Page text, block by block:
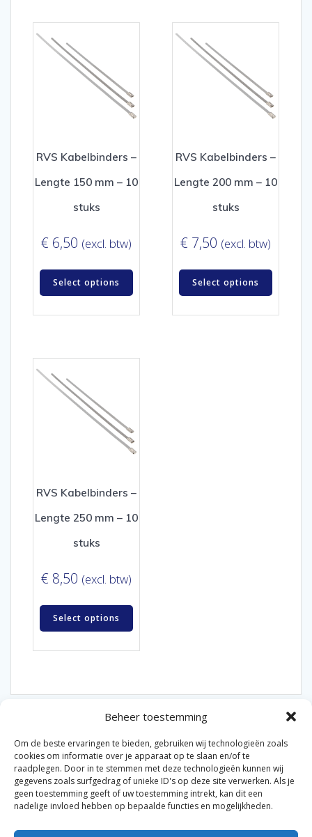
Beheer toestemming
Om de beste ervaringen te bieden, gebruiken wij technologieën zoals
cookies om informatie over je apparaat op te slaan en/of te
raadplegen. Door in te stemmen met deze technologieën kunnen wij
gegevens zoals surfgedrag of unieke ID's op deze site verwerken. Als je
geen toestemming geeft of uw toestemming intrekt, kan dit een
nadelige invloed hebben op bepaalde functies en mogelijkheden.
RVS Kabelbinders –
Lengte 150 mm – 10
stuks
€ 6,50 (excl. btw)
Select options
RVS Kabelbinders –
Lengte 200 mm – 10
stuks
€ 7,50 (excl. btw)
Select options
RVS Kabelbinders –
Lengte 250 mm – 10
stuks
€ 8,50 (excl. btw)
Select options
© 2026 Van der Bel Las en Radiateurenbedrijf.